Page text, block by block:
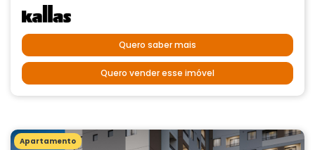
Quero saber mais
Quero vender esse imóvel
Apartamento